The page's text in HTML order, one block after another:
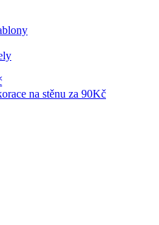
na stěnu za 90Kč